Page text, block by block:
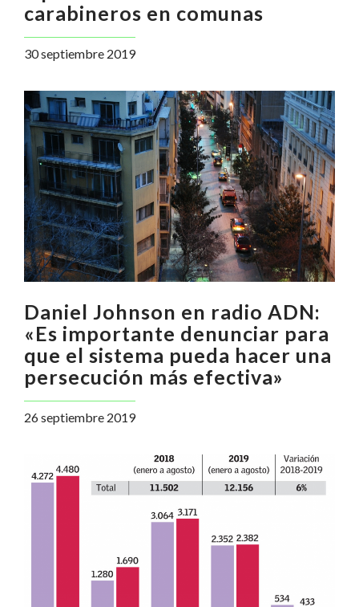
carabineros en comunas
30 septiembre 2019
Daniel Johnson en radio ADN:
«Es importante denunciar para
que el sistema pueda hacer una
persecución más efectiva»
26 septiembre 2019